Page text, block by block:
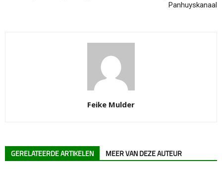
Panhuyskanaal
Feike Mulder
GERELATEERDE ARTIKELEN MEER VAN DEZE AUTEUR